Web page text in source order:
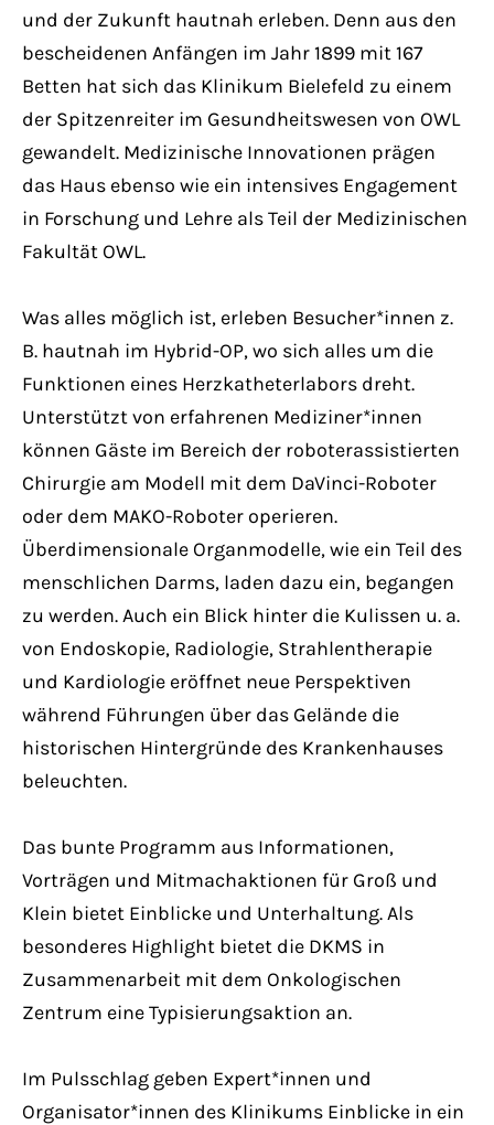
Aenean commodo ligula eget dolor. Aenean
massa. Cum sociis natoque penatibus et
magnis dis parturient montes, nascetur
ridiculus mus. Donec quam felis, ultricies
nec.
und der Zukunft hautnah erleben. Denn aus den
bescheidenen Anfängen im Jahr 1899 mit 167
Betten hat sich das Klinikum Bielefeld zu einem
der Spitzenreiter im Gesundheitswesen von OWL
gewandelt. Medizinische Innovationen prägen
das Haus ebenso wie ein intensives Engagement
in Forschung und Lehre als Teil der Medizinischen
Fakultät OWL.
Was alles möglich ist, erleben Besucher*innen z.
B. hautnah im Hybrid-OP, wo sich alles um die
Funktionen eines Herzkatheterlabors dreht.
Unterstützt von erfahrenen Mediziner*innen
können Gäste im Bereich der roboterassistierten
Chirurgie am Modell mit dem DaVinci-Roboter
oder dem MAKO-Roboter operieren.
Überdimensionale Organmodelle, wie ein Teil des
menschlichen Darms, laden dazu ein, begangen
zu werden. Auch ein Blick hinter die Kulissen u. a.
von Endoskopie, Radiologie, Strahlentherapie
und Kardiologie eröffnet neue Perspektiven
während Führungen über das Gelände die
historischen Hintergründe des Krankenhauses
beleuchten.
Das bunte Programm aus Informationen,
Vorträgen und Mitmachaktionen für Groß und
Klein bietet Einblicke und Unterhaltung. Als
besonderes Highlight bietet die DKMS in
Zusammenarbeit mit dem Onkologischen
Zentrum eine Typisierungsaktion an.
Im Pulsschlag geben Expert*innen und
Organisator*innen des Klinikums Einblicke in ein